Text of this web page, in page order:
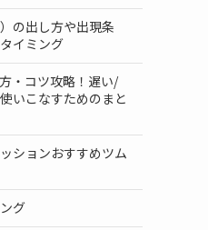
の出し方や出現条
イミング
・コツ攻略！遅い/
いこなすためのまと
ションおすすめツム
グ